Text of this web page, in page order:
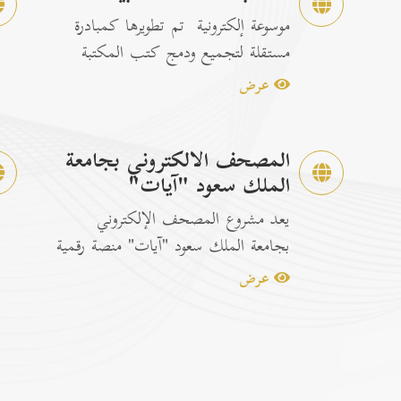
موسوعة إلكترونية تم تطويرها كمبادرة
مستقلة لتجميع ودمج كتب المكتبة
الشاملة الرسمية مع إصدارات...
عرض
المصحف الالكتروني بجامعة
الملك سعود "آيات"
يعد مشروع المصحف الإلكتروني
بجامعة الملك سعود "آيات" منصة رقمية
متكاملة ومخصصة لتصفح وقراءة القرآن
عرض